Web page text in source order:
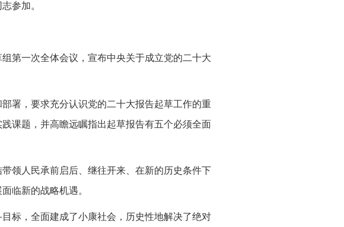
参加。
第一次全体会议，宣布中央关于成立党的二十大
署，要求充分认识党的二十大报告起草工作的重
课题，并高瞻远瞩指出起草报告有五个必须全面
领人民承前启后、继往开来、在新的历史条件下
临新的战略机遇。
标，全面建成了小康社会，历史性地解决了绝对